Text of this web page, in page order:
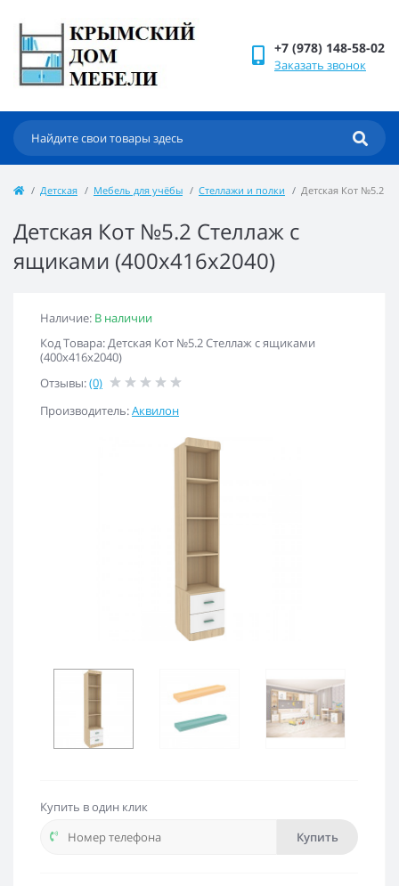
+7 (978) 148-58-02
Заказать звонок
Детская Мебель для учёбы Стеллажи и полки Детская Кот №5.2
Детская Кот №5.2 Стеллаж с
ящиками (400х416х2040)
Наличие: В наличии
Код Товара: Детская Кот №5.2 Стеллаж с ящиками
(400х416х2040)
Отзывы:(0)
Производитель:Аквилон
Купить в один клик
Купить